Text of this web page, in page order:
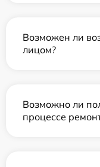
Возможен ли
лицом?
Возможно ли
процессе